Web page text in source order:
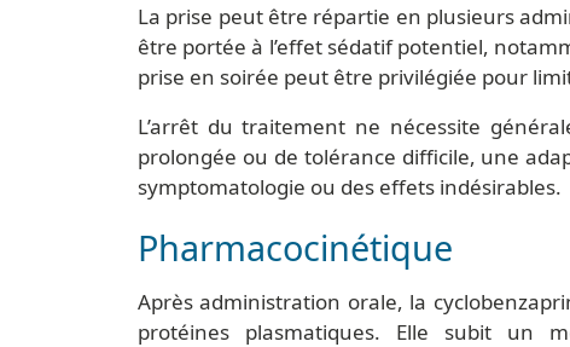
La prise peut être répartie en plusieurs
être portée à l’effet sédatif potentiel,
prise en soirée peut être privilégiée pour
L’arrêt du traitement ne nécessite
prolongée ou de tolérance difficile, une
symptomatologie ou des effets indésirables.
Pharmacocinétique
Après administration orale, la
protéines plasmatiques. Elle subit un